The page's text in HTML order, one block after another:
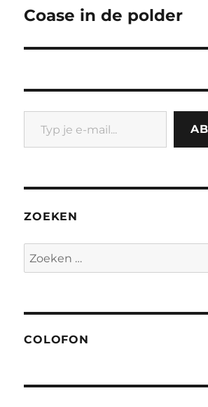
Volgend
Coase in de polder
Typ je e-mail...
ZOEKEN
Zoeken
naar:
COLOFON